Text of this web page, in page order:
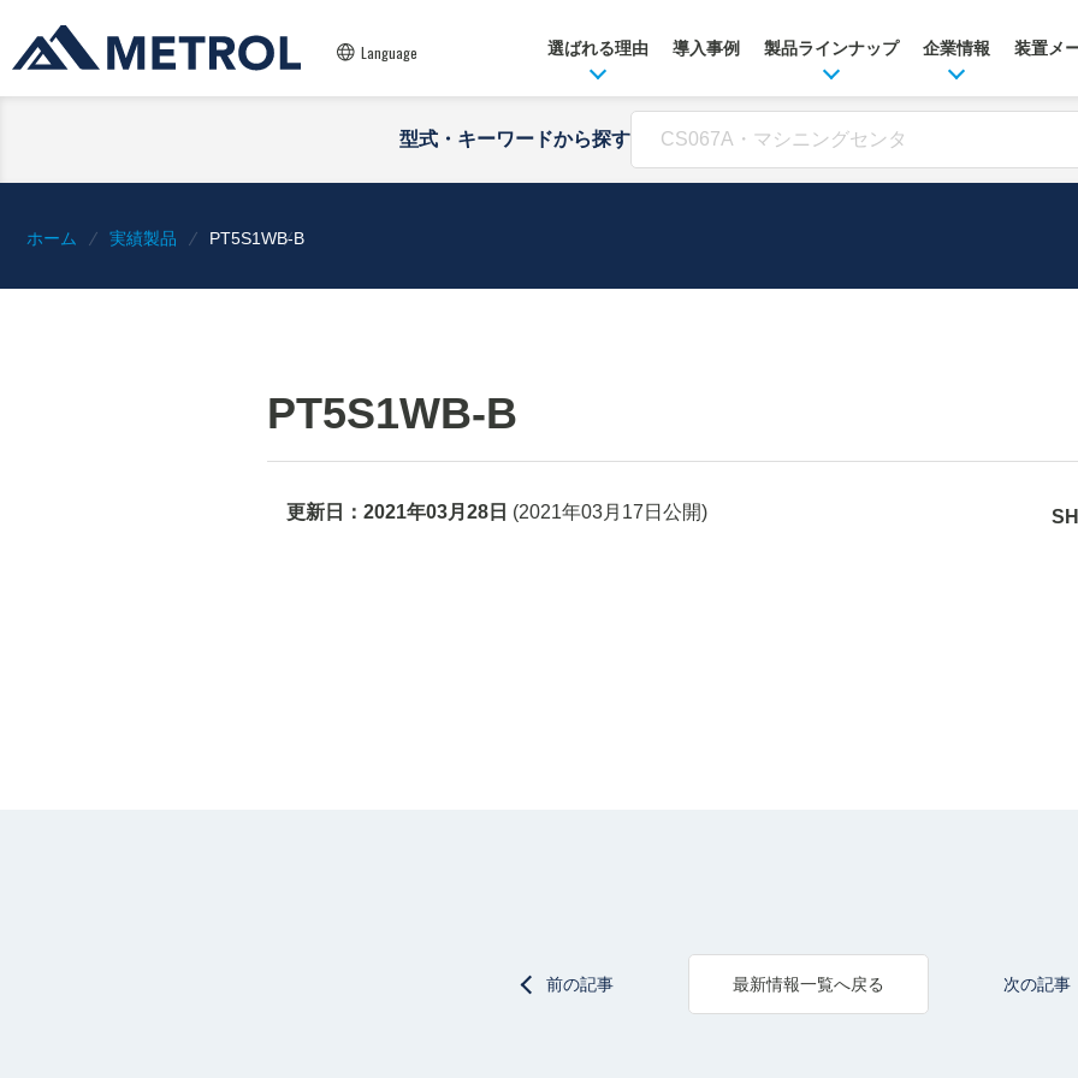
Language 選ばれる理由 導入事例 製品ラインナップ 企業情報 装置メ
型式・キーワードから探す
ホーム 実績製品 PT5S1WB-B
PT5S1WB-B
更新日： 2021年03月28日 (2021年03月17日 公開)
前の記事 最新情報一覧へ戻る 次の記事